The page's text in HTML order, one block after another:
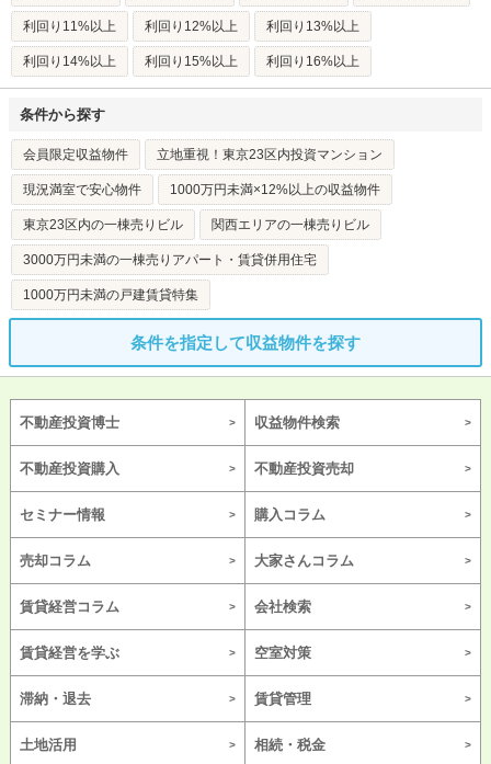
利回り11%以上 利回り12%以上 利回り13%以上
利回り14%以上 利回り15%以上 利回り16%以上
条件から探す
会員限定収益物件 立地重視！東京23区内投資マンション
現況満室で安心物件 1000万円未満×12%以上の収益物件
東京23区内の一棟売りビル 関西エリアの一棟売りビル
3000万円未満の一棟売りアパート・賃貸併用住宅
1000万円未満の戸建賃貸特集
条件を指定して収益物件を探す
不動産投資博士 収益物件検索
不動産投資購入 不動産投資売却
セミナー情報 購入コラム
売却コラム 大家さんコラム
賃貸経営コラム 会社検索
賃貸経営を学ぶ 空室対策
滞納・退去 賃貸管理
土地活用 相続・税金